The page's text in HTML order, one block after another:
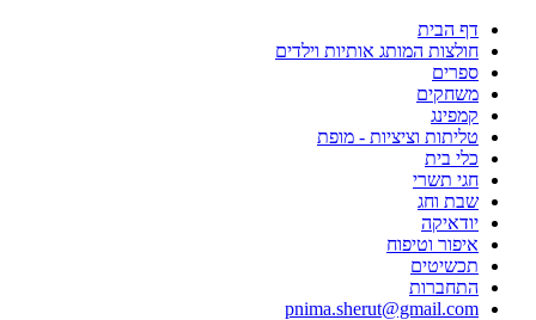
דף הבית
חולצות המותג אותיות וילדים
ספרים
משחקים
קמפינג
טליתות וציציות - מופת
כלי בית
חגי תשרי
שבת וחג
יודאיקה
איפור וטיפוח
תכשיטים
התחברות
pnima.sherut@gmail.com